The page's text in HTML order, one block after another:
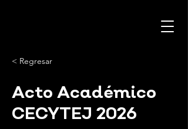
< Regresar
Acto Académico
CECYTEJ 2026